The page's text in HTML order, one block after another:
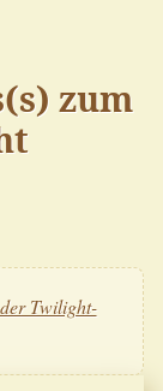
zum
Twilight-